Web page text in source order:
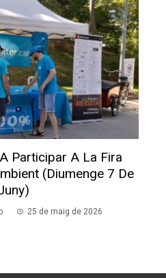
Participar A La Fira
(diumenge 7 De
25 de maig de 2026